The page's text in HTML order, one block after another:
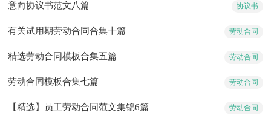
协议书
意向协议书范文八篇
劳动合同
有关试用期劳动合同合集十篇
劳动合同
精选劳动合同模板合集五篇
劳动合同
劳动合同模板合集七篇
劳动合同
【精选】员工劳动合同范文集锦6篇